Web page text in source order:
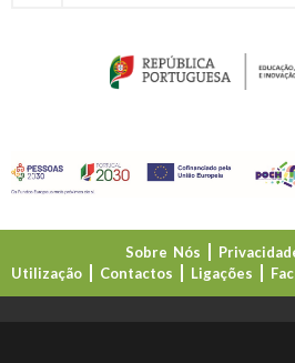
Sobre Nós
Utilização
Contactos Ligações